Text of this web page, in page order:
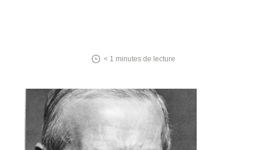
< 1 minutes de lecture